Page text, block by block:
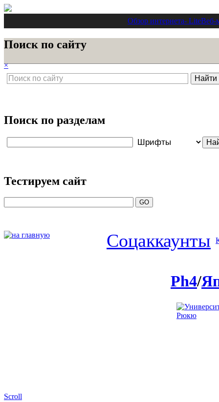
Обзор интернета- LiteВеб-
Поиск по сайту
×
Поиск по разделам
Тестируем сайт
Соцаккаунты
Ph4/
Scroll